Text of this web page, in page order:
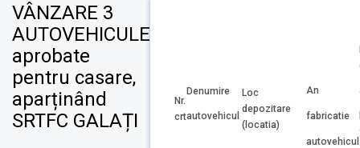
VÂNZARE 3
AUTOVEHICULE
aprobate
pentru casare,
aparținând
SRTFC GALAȚI
Nr.
crt
Denumire
autovehicul
Loc
depozitare
(locatia)
An
fabricatie
autovehicul